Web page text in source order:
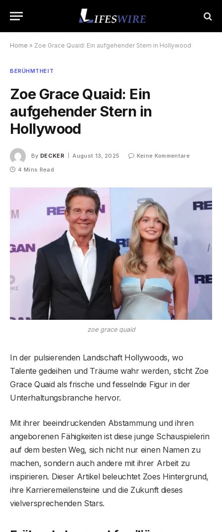
Home » Zoe Grace Quaid: Ein aufgehender Stern in Hollywood
BERÜHMTHEIT
Zoe Grace Quaid: Ein
aufgehender Stern in
Hollywood
By DECKER August 13, 2025
Keine Kommentare
4 Mins Read
zoe grace quaid
In der pulsierenden Landschaft Hollywoods, wo
Talente gedeihen und Träume wahr werden, sticht Zoe
Grace Quaid als frische und fesselnde Figur in der
Unterhaltungsbranche hervor.
Mit ihrer beeindruckenden Abstammung und ihren
angeborenen Fähigkeiten ist diese junge Schauspielerin
auf dem besten Weg, sich nicht nur einen Namen zu
machen, sondern auch andere mit ihrer Arbeit zu
inspirieren. Dieser Artikel beleuchtet Zoes Hintergrund,
ihre Karrieremeilensteine und die Zukunft dieses
vielversprechenden Stars.